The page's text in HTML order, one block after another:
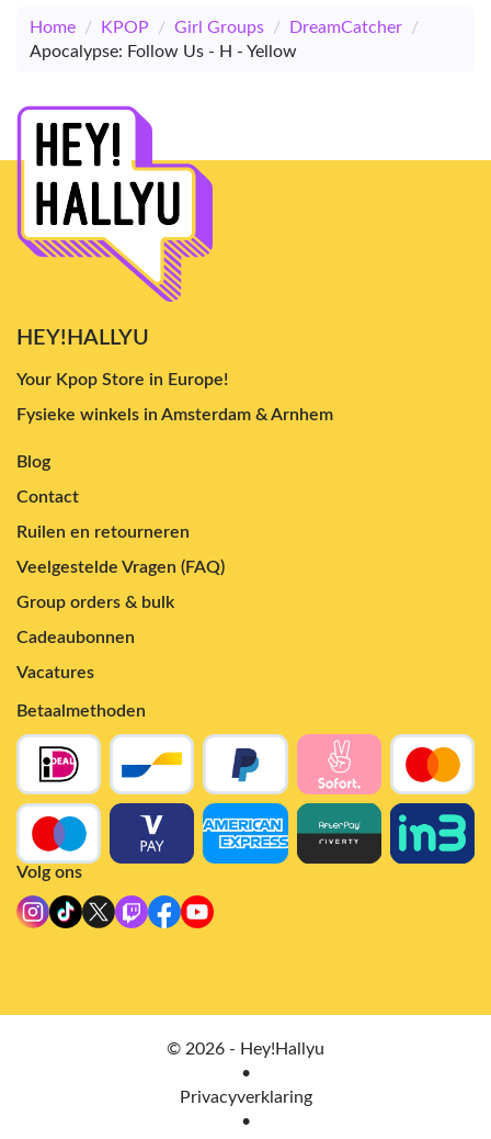
Home / KPOP / Girl Groups / DreamCatcher
/
Apocalypse: Follow Us - H - Yellow
HEY!HALLYU
Your Kpop Store in Europe!
Fysieke winkels in Amsterdam & Arnhem
Blog
Contact
Ruilen en retourneren
Veelgestelde Vragen (FAQ)
Group orders & bulk
Cadeaubonnen
Vacatures
Betaalmethoden
Volg ons
© 2026 - Hey!Hallyu
•
Privacyverklaring
•